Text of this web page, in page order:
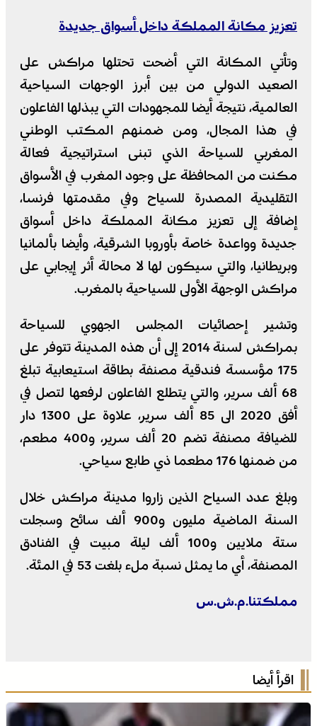
تعزيز مكانة المملكة داخل أسواق جديدة
وتأتي المكانة التي أضحت تحتلها مراكش على
الصعيد الدولي من بين أبرز الوجهات السياحية
العالمية، نتيجة أيضا للمجهودات التي يبذلها الفاعلون
في هذا المجال، ومن ضمنهم المكتب الوطني
المغربي للسياحة الذي تبنى استراتيجية فعالة
مكنت من المحافظة على وجود المغرب في الأسواق
التقليدية المصدرة للسياح وفي مقدمتها فرنسا،
إضافة إلى تعزيز مكانة المملكة داخل أسواق
جديدة وواعدة خاصة بأوروبا الشرقية، وأيضا بألمانيا
وبريطانيا، والتي سيكون لها لا محالة أثر إيجابي على
مراكش الوجهة الأولى للسياحية بالمغرب.
وتشير إحصائيات المجلس الجهوي للسياحة
بمراكش لسنة 2014 إلى أن هذه المدينة تتوفر على
175 مؤسسة فندقية مصنفة بطاقة استيعابية تبلغ
68 ألف سرير، والتي يتطلع الفاعلون لرفعها لتصل في
أفق 2020 الى 85 ألف سرير، علاوة على 1300 دار
للضيافة مصنفة تضم 20 ألف سرير، و400 مطعم،
من ضمنها 176 مطعما ذي طابع سياحي.
وبلغ عدد السياح الذين زاروا مدينة مراكش خلال
السنة الماضية مليون و900 ألف سائح وسجلت
ستة ملايين و100 ألف ليلة مبيت في الفنادق
المصنفة، أي ما يمثل نسبة ملء بلغت 53 في المئة.
مملكتنا.م.ش.س
اقرأ أيضا